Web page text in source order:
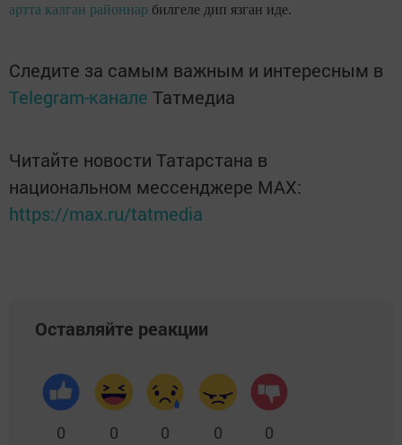
артта калган районнар билгеле дип язган иде.
Следите за самым важным и интересным в
Telegram-канале Татмедиа
Читайте новости Татарстана в
национальном мессенджере MАХ:
https://max.ru/tatmedia
Оставляйте реакции
0 0 0 0 0